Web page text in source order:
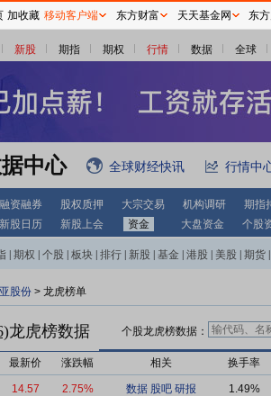
新股 期指 期权 行情 数据 全球
中心 全球财经快讯 行情中
融资融券 股权质押 大宗交易 机构调研
期指
新股日历 新股上会 资金 大盘资金 个股
期权 个股 板块 排行 新股 基金 港股 美股 期货
股份 > 龙虎榜单
龙虎榜数据 个股龙虎榜数据：
最新价 涨跌幅 相关 换手率
14.57 2.75% 数据 股吧 研报 1.49%
加收藏 移动客户端 东方财富 天天基金网 东